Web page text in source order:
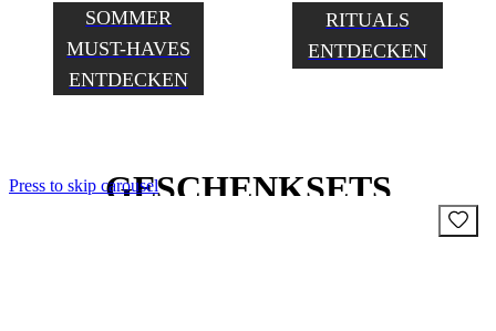
SOMMER
MUST-HAVES
ENTDECKEN
RITUALS
ENTDECKEN
GESCHENKSETS
Press to skip carousel